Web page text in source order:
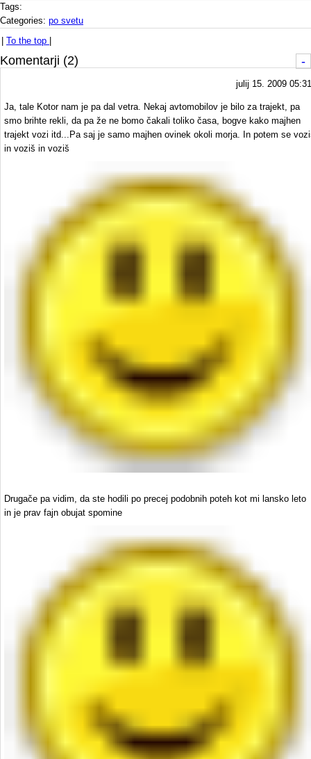
Tags:
Categories: po svetu
| To the top |
Komentarji (2) -
julij 15. 2009 05:31
Ja, tale Kotor nam je pa dal vetra. Nekaj avtomobilov je bilo za trajekt, pa
smo brihte rekli, da pa že ne bomo čakali toliko časa, bogve kako majhen
trajekt vozi itd...Pa saj je samo majhen ovinek okoli morja. In potem se
in voziš in voziš
Drugače pa vidim, da ste hodili po precej podobnih poteh kot mi lansko leto
in je prav fajn obujat spomine